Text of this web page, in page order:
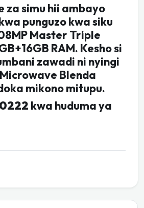
za simu hii ambayo
punguzo kwa siku
Master Triple
RAM. Kesho si
zawadi ni nyingi
Blenda
mikono mitupu.
kwa huduma ya